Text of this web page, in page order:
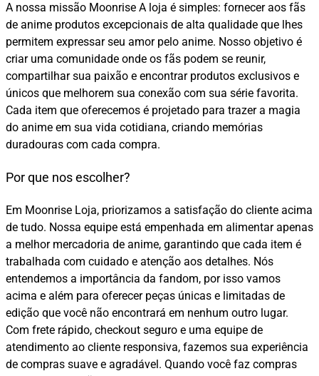
A nossa missão Moonrise A loja é simples: fornecer aos fãs
de anime produtos excepcionais de alta qualidade que lhes
permitem expressar seu amor pelo anime. Nosso objetivo é
criar uma comunidade onde os fãs podem se reunir,
compartilhar sua paixão e encontrar produtos exclusivos e
únicos que melhorem sua conexão com sua série favorita.
Cada item que oferecemos é projetado para trazer a magia
do anime em sua vida cotidiana, criando memórias
duradouras com cada compra.
Por que nos escolher?
Em Moonrise Loja, priorizamos a satisfação do cliente acima
de tudo. Nossa equipe está empenhada em alimentar apenas
a melhor mercadoria de anime, garantindo que cada item é
trabalhada com cuidado e atenção aos detalhes. Nós
entendemos a importância da fandom, por isso vamos
acima e além para oferecer peças únicas e limitadas de
edição que você não encontrará em nenhum outro lugar.
Com frete rápido, checkout seguro e uma equipe de
atendimento ao cliente responsiva, fazemos sua experiência
de compras suave e agradável. Quando você faz compras